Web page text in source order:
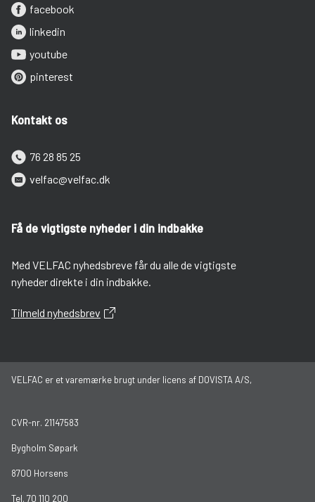
facebook
linkedin
youtube
pinterest
Kontakt os
76 28 85 25
velfac@velfac.dk
Få de vigtigste nyheder i din indbakke
Med VELFAC nyhedsbreve får du alle de vigtigste
nyheder direkte i din indbakke.
Tilmeld nyhedsbrev
VELFAC er et varemærke brugt under licens af DOVISTA A/S,
CVR-nr. 21147583
Bygholm Søpark
8700 Horsens
Tel. 70 110 200